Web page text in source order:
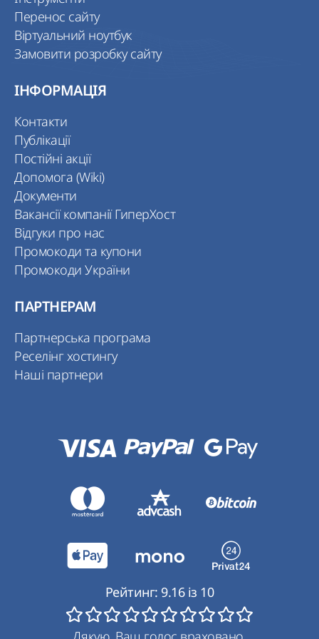
Перенос сайту
Віртуальний ноутбук
Замовити розробку сайту
ІНФОРМАЦІЯ
Контакти
Публікації
Постійні акції
Допомога (Wiki)
Документи
Вакансії компанії ГиперХост
Відгуки про нас
Промокоди та купони
Промокоди України
ПАРТНЕРАМ
Партнерська програма
Реселінг хостингу
Наші партнери
Рейтинг: 9.16із 10